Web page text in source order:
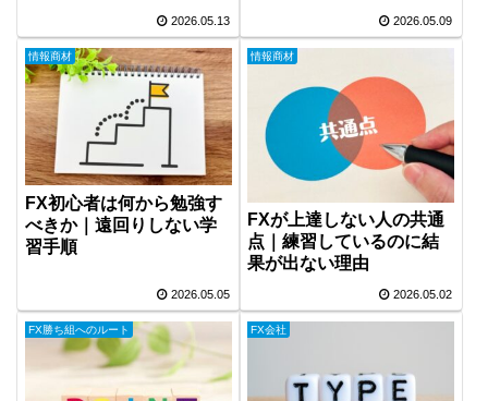
法より大事な生存戦略」
2026.05.13 2026.05.09
情報商材
FX初心者は何から勉強す
べきか｜遠回りしない学
習手順
2026.05.05
情報商材
FXが上達しない人の共通
点｜練習しているのに結
果が出ない理由
2026.05.02
FX勝ち組へのルート FX会社